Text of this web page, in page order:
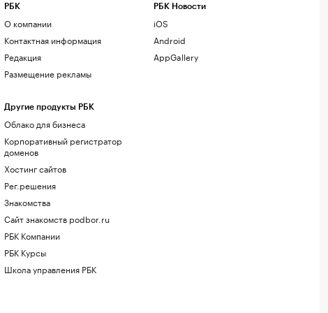
РБК
О компании
Контактная информация
Редакция
Размещение рекламы
Другие продукты РБК
Облако для бизнеса
Корпоративный регистратор
доменов
Хостинг сайтов
Рег.решения
Знакомства
Сайт знакомств podbor.ru
РБК Компании
РБК Курсы
Школа управления РБК
РБК Новости
iOS
Android
AppGallery